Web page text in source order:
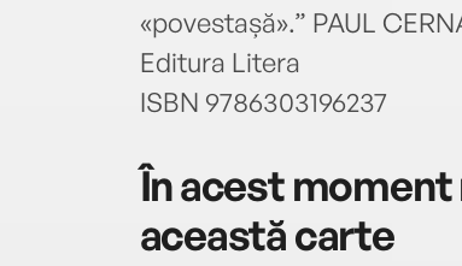
«povestașă».” PAUL
Editura Litera
ISBN 9786303196237
În acest
această carte